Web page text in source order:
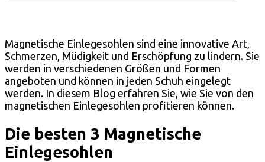
Magnetische Einlegesohlen sind eine innovative Art,
Schmerzen, Müdigkeit und Erschöpfung zu lindern. Sie
werden in verschiedenen Größen und Formen
angeboten und können in jeden Schuh eingelegt
werden. In diesem Blog erfahren Sie, wie Sie von den
magnetischen Einlegesohlen profitieren können.
Die besten 3 Magnetische
Einlegesohlen